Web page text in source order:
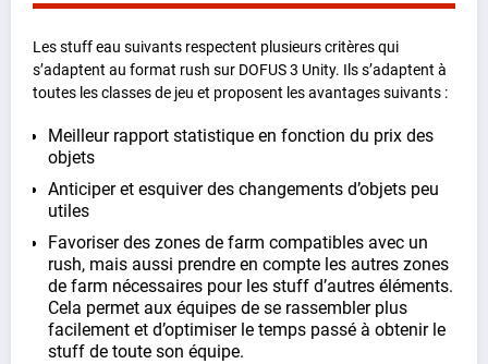
Les stuff eau suivants respectent plusieurs critères qui
s’adaptent au format rush sur DOFUS 3 Unity. Ils s’adaptent à
toutes les classes de jeu et proposent les avantages suivants :
Meilleur rapport statistique en fonction du prix des
objets
Anticiper et esquiver des changements d’objets peu
utiles
Favoriser des zones de farm compatibles avec un
rush, mais aussi prendre en compte les autres zones
de farm nécessaires pour les stuff d’autres éléments.
Cela permet aux équipes de se rassembler plus
facilement et d’optimiser le temps passé à obtenir le
stuff de toute son équipe.